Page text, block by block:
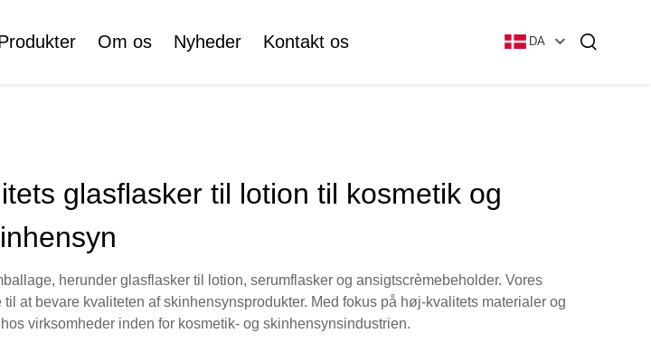
Skønhedsflaskesæt
Plast
Skønhedsflaskesæt
Tubulær Glaskapsel
Om os Nyheder Kontakt os DA
glasflasker til lotion til kosmetik og
herunder glasflasker til lotion, serumflasker og ansigtscrèmebeholder. Vores
at bevare kvaliteten af skinhensynsprodukter. Med fokus på høj-kvalitets materialer og
virksomheder inden for kosmetik- og skinhensynsindustrien.